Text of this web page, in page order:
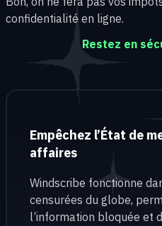
confidentialité en ligne.
Restez en
Empêchez l’État de
affaires
Windscribe fonctionne
censurées du globe,
l’information bloquée et